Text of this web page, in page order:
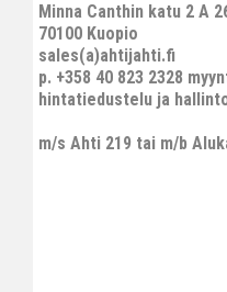
Minna Canthin katu 2 A
70100 Kuopio
sales(a)ahtijahti.fi
p. +358 40 823 2328
hintatiedustelu ja
m/s Ahti 219 tai m/b